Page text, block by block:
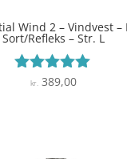
Wind 2 – Vindvest –
Sort/Refleks – Str. L
Vurderet
kr. 389,00